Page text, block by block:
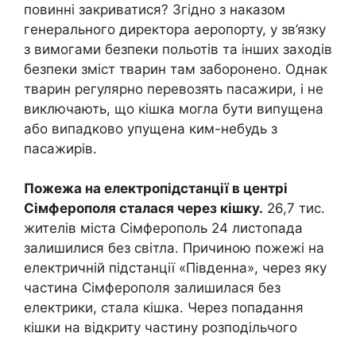
повинні закриватися? Згідно з наказом
генерального директора аеропорту, у зв’язку
з вимогами безпеки польотів та інших заходів
безпеки зміст тварин там заборонено. Однак
тварин регулярно перевозять пасажири, і не
виключають, що кішка могла бути випущена
або випадково упущена ким-небудь з
пасажирів.
Пожежа на електропідстанції в центрі
Сімферополя сталася через кішку. 26,7 тис.
жителів міста Сімферополь 24 листопада
залишилися без світла. Причиною пожежі на
електричній підстанції «Південна», через яку
частина Сімферополя залишилася без
електрики, стала кішка. Через попадання
кішки на відкриту частину розподільчого